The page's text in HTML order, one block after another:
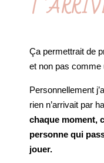
Ça permettrait de
et non pas comme
Personnellement
rien n’arrivait par
chaque moment,
personne qui
jouer.